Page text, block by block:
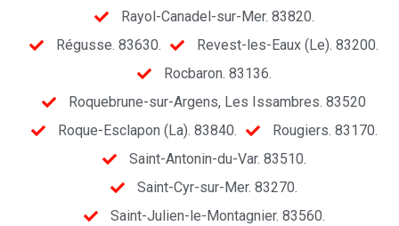
Rayol-Canadel-sur-Mer. 83820.
Régusse. 83630.
Revest-les-Eaux (Le). 83200.
Rocbaron. 83136.
Roquebrune-sur-Argens, Les Issambres. 83520
Roque-Esclapon (La). 83840.
Rougiers. 83170.
Saint-Antonin-du-Var. 83510.
Saint-Cyr-sur-Mer. 83270.
Saint-Julien-le-Montagnier. 83560.